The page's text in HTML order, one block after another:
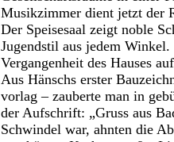
Musikzimmer dient jetzt der
Der Speisesaal zeigt noble
Jugendstil aus jedem
Vergangenheit des Hauses
Aus Hänschs erster
vorlag – zauberte man in
der Aufschrift: „Gruss aus
Schwindel war, ahnten die